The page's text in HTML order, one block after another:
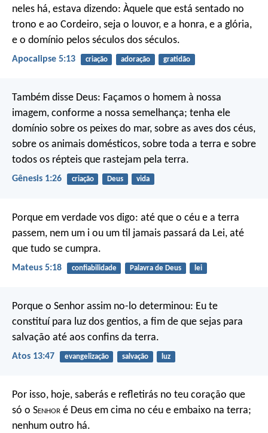
neles há, estava dizendo: Àquele que está sentado no
trono e ao Cordeiro, seja o louvor, e a honra, e a glória,
e o domínio pelos séculos dos séculos.
Apocalipse 5:13 criação adoração gratidão
Também disse Deus: Façamos o homem à nossa
imagem, conforme a nossa semelhança; tenha ele
domínio sobre os peixes do mar, sobre as aves dos céus,
sobre os animais domésticos, sobre toda a terra e sobre
todos os répteis que rastejam pela terra.
Gênesis 1:26 criação Deus vida
Porque em verdade vos digo: até que o céu e a terra
passem, nem um i ou um til jamais passará da Lei, até
que tudo se cumpra.
Mateus 5:18 confiabilidade Palavra de Deus lei
Porque o Senhor assim no-lo determinou: Eu te
constituí para luz dos gentios, a fim de que sejas para
salvação até aos confins da terra.
Atos 13:47 evangelização salvação luz
Por isso, hoje, saberás e refletirás no teu coração que
só o Senhor é Deus em cima no céu e embaixo na terra;
nenhum outro há.